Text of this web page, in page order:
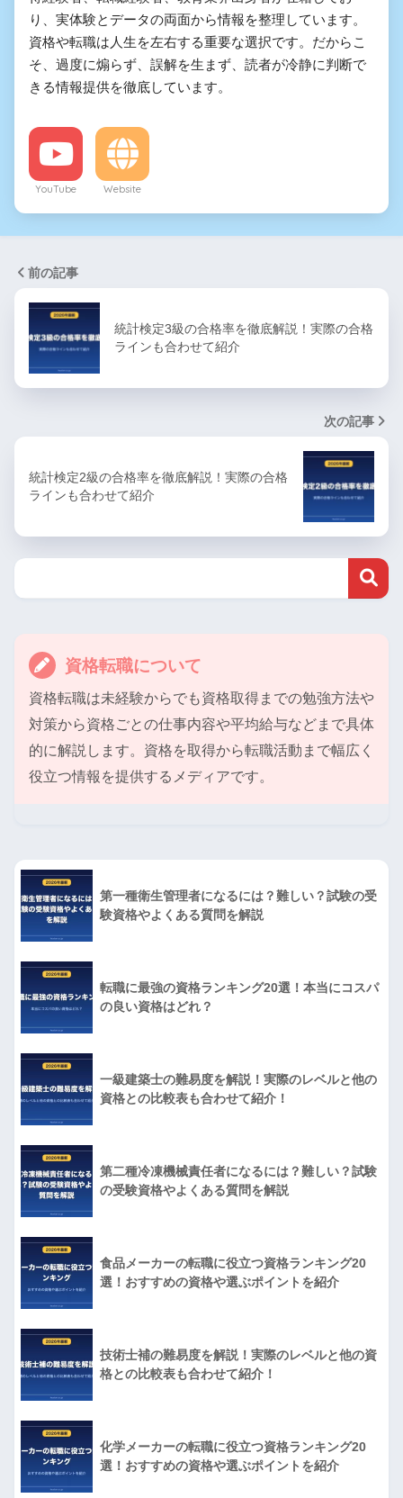
り、実体験とデータの両面から情報を整理しています。
資格や転職は人生を左右する重要な選択です。だからこ
そ、過度に煽らず、誤解を生まず、読者が冷静に判断で
きる情報提供を徹底しています。
YouTube Website
前の記事
統計検定3級の合格率を徹底解説！実際の合格
ラインも合わせて紹介
次の記事
統計検定2級の合格率を徹底解説！実際の合格
ラインも合わせて紹介
資格転職について
資格転職は未経験からでも資格取得までの勉強方法や
対策から資格ごとの仕事内容や平均給与などまで具体
的に解説します。資格を取得から転職活動まで幅広く
役立つ情報を提供するメディアです。
第一種衛生管理者になるには？難しい？試験の受
験資格やよくある質問を解説
転職に最強の資格ランキング20選！本当にコスパ
の良い資格はどれ？
一級建築士の難易度を解説！実際のレベルと他の
資格との比較表も合わせて紹介！
第二種冷凍機械責任者になるには？難しい？試験
の受験資格やよくある質問を解説
食品メーカーの転職に役立つ資格ランキング20
選！おすすめの資格や選ぶポイントを紹介
技術士補の難易度を解説！実際のレベルと他の資
格との比較表も合わせて紹介！
化学メーカーの転職に役立つ資格ランキング20
選！おすすめの資格や選ぶポイントを紹介